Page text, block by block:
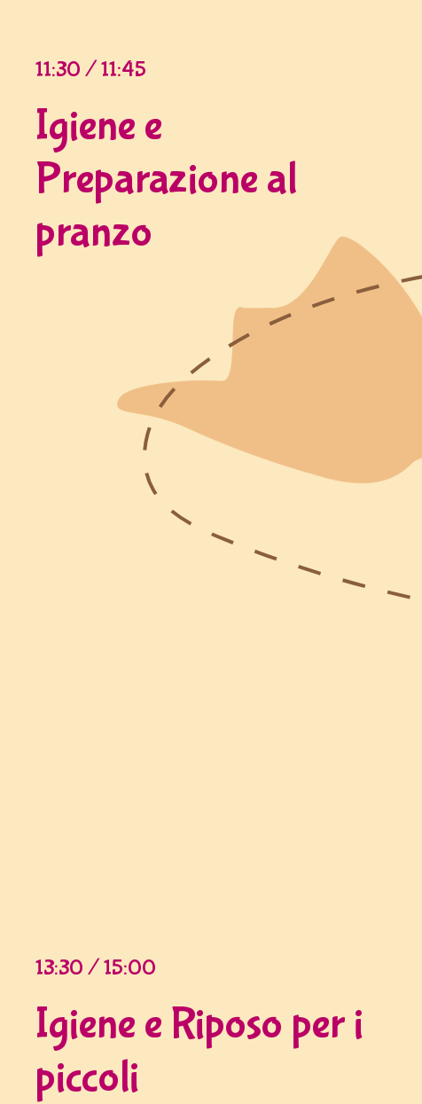
11:30 / 11:45
Igiene e
Preparazione al
pranzo
13:30 / 15:00
Igiene e Riposo per i
piccoli